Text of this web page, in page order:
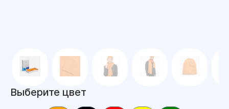
Выберите цвет